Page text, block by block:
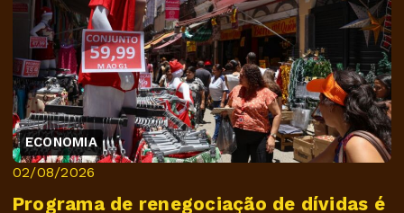
ECONOMIA
02/08/2026
Programa de renegociação de dívidas é